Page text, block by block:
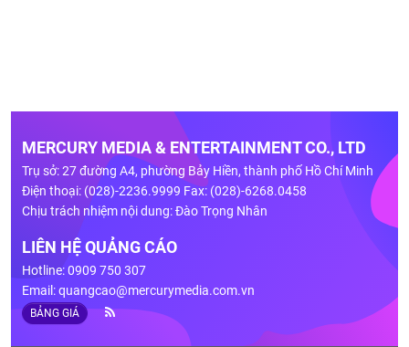
MERCURY MEDIA & ENTERTAINMENT CO., LTD
Trụ sở: 27 đường A4, phường Bảy Hiền, thành phố Hồ Chí Minh
Điện thoại: (028)-2236.9999 Fax: (028)-6268.0458
Chịu trách nhiệm nội dung: Đào Trọng Nhân
LIÊN HỆ QUẢNG CÁO
Hotline: 0909 750 307
Email:quangcao@mercurymedia.com.vn
BẢNG GIÁ